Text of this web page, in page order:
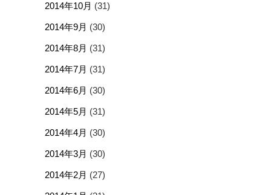
2014年10月 (31)
2014年9月 (30)
2014年8月 (31)
2014年7月 (31)
2014年6月 (30)
2014年5月 (31)
2014年4月 (30)
2014年3月 (30)
2014年2月 (27)